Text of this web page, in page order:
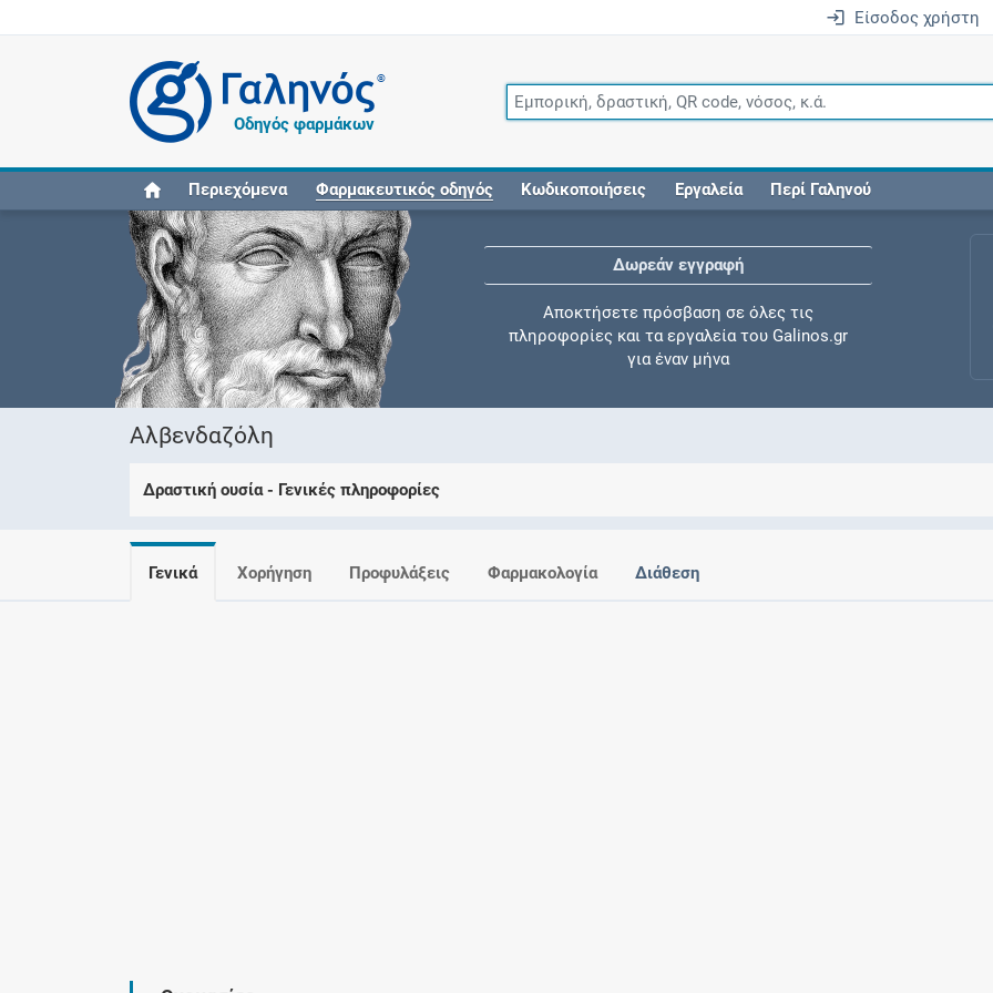
Είσοδος χρήστη
®
Οδηγός φαρμάκων
Περιεχόμενα Φαρμακευτικός οδηγός Κωδικοποιήσεις Εργαλεία Περί Γαληνού
Δωρεάν εγγραφή
Αποκτήσετε πρόσβαση σε όλες τις
πληροφορίες και τα εργαλεία του Galinos.gr
για έναν μήνα
Αλβενδαζόλη
Δραστική ουσία - Γενικές πληροφορίες
Γενικά Χορήγηση Προφυλάξεις Φαρμακολογία Διάθεση